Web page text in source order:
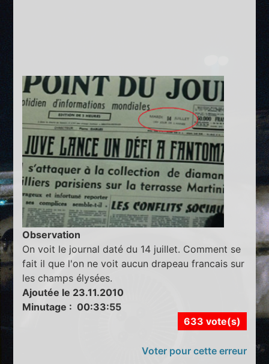
Observation
On voit le journal daté du 14 juillet. Comment se
fait il que l'on ne voit aucun drapeau francais sur
les champs élysées.
Ajoutée le 23.11.2010
Minutage : 00:33:55
633 vote(s)
Voter pour cette erreur